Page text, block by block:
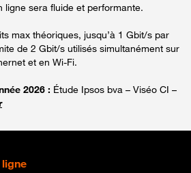
ligne sera fluide et performante.
max théoriques, jusqu’à 1 Gbit/s par
de 2 Gbit/s utilisés simultanément sur
et en Wi-Fi.
2026 : Étude Ipsos bva – Viséo CI –